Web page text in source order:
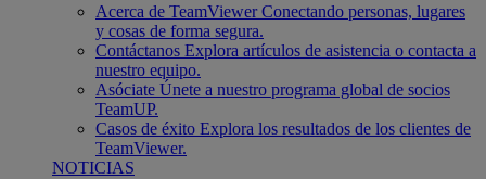
Acerca de TeamViewer Conectando personas, lugares
y cosas de forma segura.
Contáctanos Explora artículos de asistencia o contacta a
nuestro equipo.
Asóciate Únete a nuestro programa global de socios
TeamUP.
Casos de éxito Explora los resultados de los clientes de
TeamViewer.
NOTICIAS